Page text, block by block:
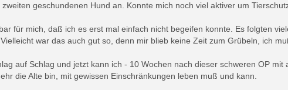
geschundenen Hund an. Konnte mich noch viel aktiver um
für mich, daß ich es erst mal einfach nicht begeifen konnte. Es folgten
war das auch gut so, denn mir blieb keine Zeit zum Grübeln, ich
auf Schlag und jetzt kann ich - 10 Wochen nach dieser schweren OP
die Alte bin, mit gewissen Einschränkungen leben muß und kann.